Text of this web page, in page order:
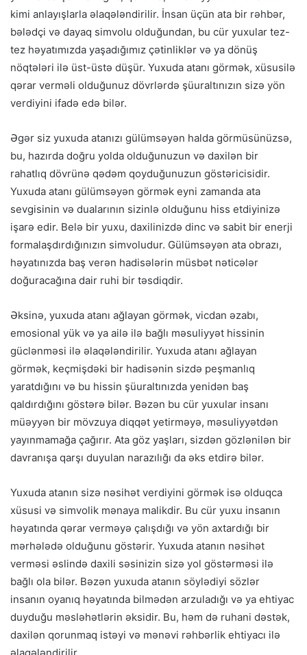
kimi anlayışlarla əlaqələndirilir. İnsan üçün ata bir rəhbər,
bələdçi və dayaq simvolu olduğundan, bu cür yuxular tez-
tez həyatımızda yaşadığımız çətinliklər və ya dönüş
nöqtələri ilə üst-üstə düşür. Yuxuda atanı görmək, xüsusilə
qərar verməli olduğunuz dövrlərdə şüuraltınızın sizə yön
verdiyini ifadə edə bilər.
Əgər siz yuxuda atanızı gülümsəyən halda görmüsünüzsə,
bu, hazırda doğru yolda olduğunuzun və daxilən bir
rahatlıq dövrünə qədəm qoyduğunuzun göstəricisidir.
Yuxuda atanı gülümsəyən görmək eyni zamanda ata
sevgisinin və dualarının sizinlə olduğunu hiss etdiyinizə
işarə edir. Belə bir yuxu, daxilinizdə dinc və sabit bir enerji
formalaşdırdığınızın simvoludur. Gülümsəyən ata obrazı,
həyatınızda baş verən hadisələrin müsbət nəticələr
doğuracağına dair ruhi bir təsdiqdir.
Əksinə, yuxuda atanı ağlayan görmək, vicdan əzabı,
emosional yük və ya ailə ilə bağlı məsuliyyət hissinin
güclənməsi ilə əlaqələndirilir. Yuxuda atanı ağlayan
görmək, keçmişdəki bir hadisənin sizdə peşmanlıq
yaratdığını və bu hissin şüuraltınızda yenidən baş
qaldırdığını göstərə bilər. Bəzən bu cür yuxular insanı
müəyyən bir mövzuya diqqət yetirməyə, məsuliyyətdən
yayınmamağa çağırır. Ata göz yaşları, sizdən gözlənilən bir
davranışa qarşı duyulan narazılığı da əks etdirə bilər.
Yuxuda atanın sizə nəsihət verdiyini görmək isə olduqca
xüsusi və simvolik mənaya malikdir. Bu cür yuxu insanın
həyatında qərar verməyə çalışdığı və yön axtardığı bir
mərhələdə olduğunu göstərir. Yuxuda atanın nəsihət
verməsi əslində daxili səsinizin sizə yol göstərməsi ilə
bağlı ola bilər. Bəzən yuxuda atanın söylədiyi sözlər
insanın oyanıq həyatında bilmədən arzuladığı və ya ehtiyac
duyduğu məsləhətlərin əksidir. Bu, həm də ruhani dəstək,
daxilən qorunmaq istəyi və mənəvi rəhbərlik ehtiyacı ilə
əlaqələndirilir.